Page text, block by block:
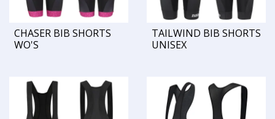
CHASER BIB SHORTS
WO'S
TAILWIND BIB SHORTS
UNISEX